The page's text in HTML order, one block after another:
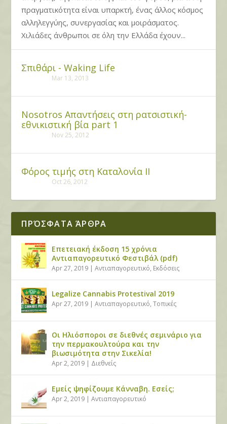
πραγματικότητα είναι υπαρκτή, ένας άλλος κόσμος
αλληλεγγύης, συνεργασίας και μοιράσματος.
Χιλιάδες άνθρωποι σε όλη την Ελλάδα έχουν...
Σπιθάρι - Waking Life
Mar 13, 2013
Nosotros Απαντήσεις στη ρατσιστική-
εθνικιστική βία part 1
Nov 25, 2012
Φόρος τιμής στη Καταλονία ΙΙ
Oct 26, 2012
ΠΡΌΣΦΑΤΑ ΆΡΘΡΑ
Επετειακή έκδοση 15 χρόνια
Αντιαπαγορευτικό Φεστιβάλ (pdf)
Apr 27, 2019 |Αντιαπαγορευτικό, Εκδόσεις
Legalize Cannabis Protestival 2019
Apr 27, 2019 |Αντιαπαγορευτικό,Τοπικές
Οι Ηλιόσποροι σε διεθνές σεμινάριο για
την περμακουλτούρα και την
βιωσιμότητα στην Σικελία!
Apr 2, 2019 | Διεθνείς
Εμείς ψηφίζουμε Κάνναβη. Εσείς;
Apr 2, 2019 |Αντιαπαγορευτικό